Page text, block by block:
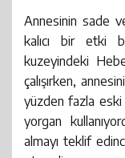
Annesinin sade
kalıcı bir etki
kuzeyindeki
çalışırken,
yüzden fazla eski
yorgan
almayı teklif